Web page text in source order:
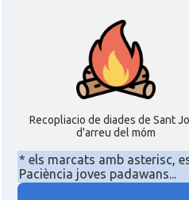
Recopliacio de diades de Sant
d'arreu del móm
* els marcats amb asterisc,
Paciència joves padawans...